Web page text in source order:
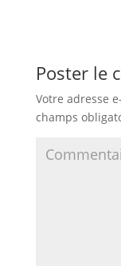
Poster le
Votre adresse
champs